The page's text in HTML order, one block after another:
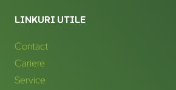
LINKURI UTILE
Contact
Cariere
Service